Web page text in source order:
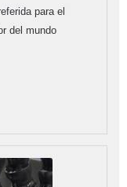
para el
del mundo